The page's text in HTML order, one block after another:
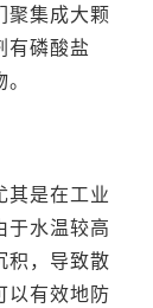
聚集成大颗
有磷酸盐
其是在工业
于水温较高
积，导致散
以有效地防